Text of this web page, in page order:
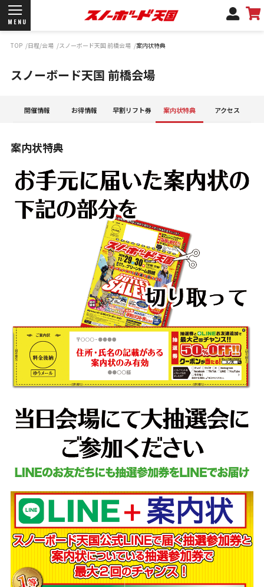
MENU
商品情報
お知らせ
商品保証
弊社名義の郵便について
新規会員登録
お問い合わせ
特定商取引法に基づく表示
TOP 日程/会場 スノーボード天国 前橋会場 案内状特典
スノーボード天国 前橋会場
開催情報 お得情報 早割リフト券 案内状特典 アクセス
案内状特典